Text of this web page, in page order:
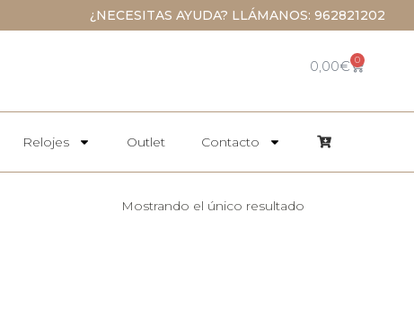
¿NECESITAS AYUDA? LLÁMANOS: 962821202
0,00€ 0
Relojes Outlet Contacto
Mostrando el único resultado